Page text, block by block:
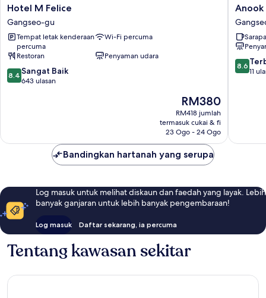
Hotel
M
Felice
Gangseo-
Hotel M Felice
Gangseo-gu
Tempat letak kenderaan
percuma
Wi-Fi percuma
Restoran
Penyaman udara
8.4
daripada
8.4 Sangat Baik
643 ulasan
Harga
ialah
RM380
RM380
RM418 jumlah
termasuk cukai & fi
23 Ogo - 24 Ogo
Anook
Hotel
&
Spa
Hwagok
Anook
8.6
8.6
11
Bandingkan hartanah yang serupa
Log masuk untuk melihat diskaun dan faedah yang layak. Lebih
banyak ganjaran untuk lebih banyak pengembaraan!
Log masuk Daftar sekarang, ia percuma
Tentang kawasan sekitar